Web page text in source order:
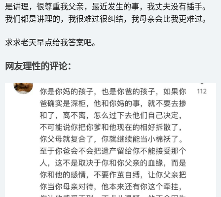
是讲理，很尊重我父亲，最近发生的事，我丈夫没有插手。
我们都是讲理的，我很难过很纠结，我母亲会比我更难过。
求求老天早点给我答案吧。
网友理性的评论：